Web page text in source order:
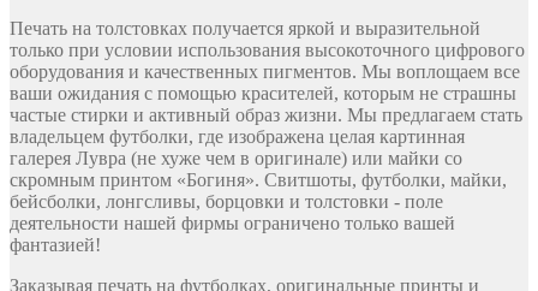
Печать на толстовках получается яркой и выразительной
только при условии использования высокоточного цифрового
оборудования и качественных пигментов. Мы воплощаем все
ваши ожидания с помощью красителей, которым не страшны
частые стирки и активный образ жизни. Мы предлагаем стать
владельцем футболки, где изображена целая картинная
галерея Лувра (не хуже чем в оригинале) или майки со
скромным принтом «Богиня». Свитшоты, футболки, майки,
бейсболки, лонгсливы, борцовки и толстовки - поле
деятельности нашей фирмы ограничено только вашей
фантазией!
Заказывая печать на футболках, оригинальные принты и